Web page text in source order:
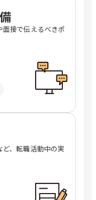
接で伝えるべきポ
、転職活動中の実